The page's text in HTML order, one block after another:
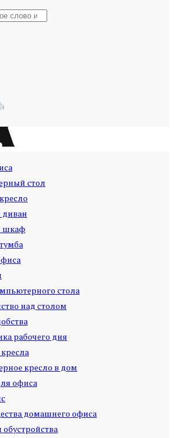
стол
шкаф
стола
над столом
рабочего дня
кресло в дом
офиса
домашнего офиса